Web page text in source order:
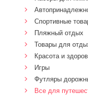
Спортивные
Пляжный отдых
Товары для
Красота и
Игры
Футляры
Все для